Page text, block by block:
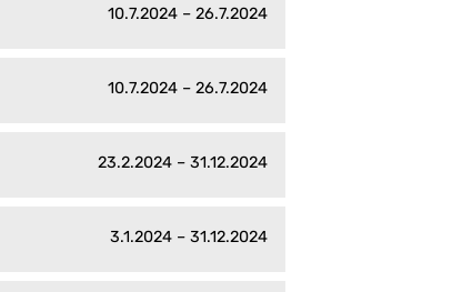
10.7.2024 – 26.7.2024
10.7.2024 – 26.7.2024
23.2.2024 – 31.12.2024
3.1.2024 – 31.12.2024